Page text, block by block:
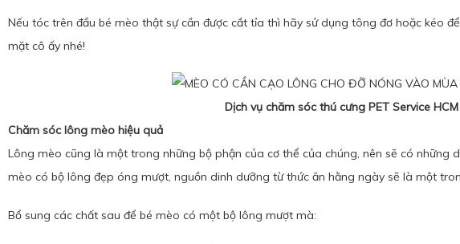
Nếu tóc trên đầu bé mèo thật sự cần được cắt tỉa thì hãy sử dụng tông đơ hoặc kéo
mặt cô ấy nhé!
Dịch vụ chăm sóc thú cưng PET Service HCM
Chăm sóc lông mèo hiệu quả
Lông mèo cũng là một trong những bộ phận của cơ thể của chúng, nên sẽ có những
mèo có bộ lông đẹp óng mượt, nguồn dinh dưỡng từ thức ăn hằng ngày sẽ là một
Bổ sung các chất sau để bé mèo có một bộ lông mượt mà: